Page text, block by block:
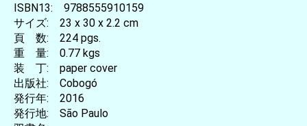
ISBN13: 9788555910159
サイズ: 23 x 30 x 2.2 cm
頁 数: 224 pgs.
重 量: 0.77 kgs
装 丁: paper cover
出版社: Cobogó
発行年: 2016
発行地: São Paulo